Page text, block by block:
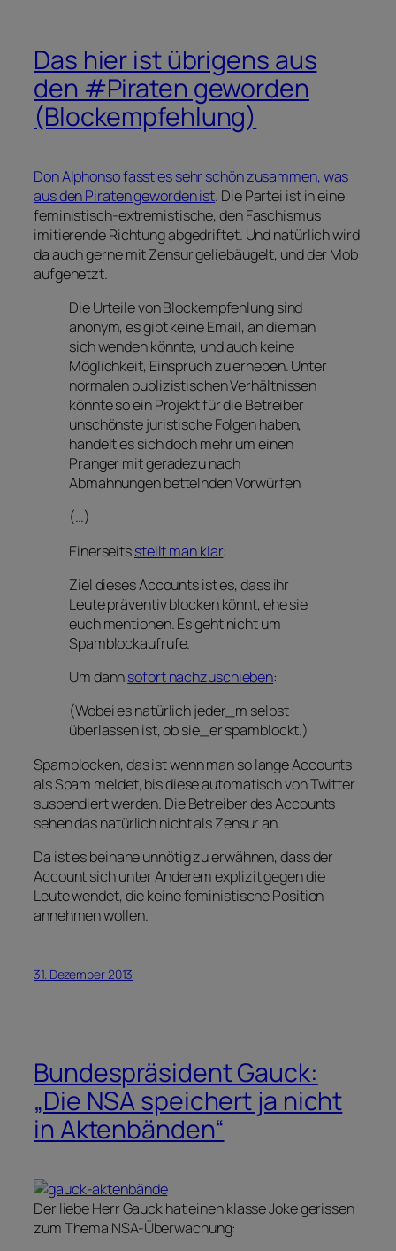
Das hier ist übrigens aus
den #Piraten geworden
(Blockempfehlung)
Don Alphonso fasst es sehr schön zusammen, was
aus den Piraten geworden ist. Die Partei ist in eine
feministisch-extremistische, den Faschismus
imitierende Richtung abgedriftet. Und natürlich wird
da auch gerne mit Zensur geliebäugelt, und der Mob
aufgehetzt.
Die Urteile von Blockempfehlung sind
anonym, es gibt keine Email, an die man
sich wenden könnte, und auch keine
Möglichkeit, Einspruch zu erheben. Unter
normalen publizistischen Verhältnissen
könnte so ein Projekt für die Betreiber
unschönste juristische Folgen haben,
handelt es sich doch mehr um einen
Pranger mit geradezu nach
Abmahnungen bettelnden Vorwürfen
(…)
Einerseitsstellt man klar:
Ziel dieses Accounts ist es, dass ihr
Leute präventiv blocken könnt, ehe sie
euch mentionen. Es geht nicht um
Spamblockaufrufe.
Um dannsofort nachzuschieben:
(Wobei es natürlich jeder_m selbst
überlassen ist, ob sie_er spamblockt.)
Spamblocken, das ist wenn man so lange Accounts
als Spam meldet, bis diese automatisch von Twitter
suspendiert werden. Die Betreiber des Accounts
sehen das natürlich nicht als Zensur an.
Da ist es beinahe unnötig zu erwähnen, dass der
Account sich unter Anderem explizit gegen die
Leute wendet, die keine feministische Position
annehmen wollen.
31. Dezember 2013
Bundespräsident Gauck:
„Die NSA speichert ja nicht
in Aktenbänden“
Der liebe Herr Gauck hat einen klasse Joke gerissen
zum Thema NSA-Überwachung: